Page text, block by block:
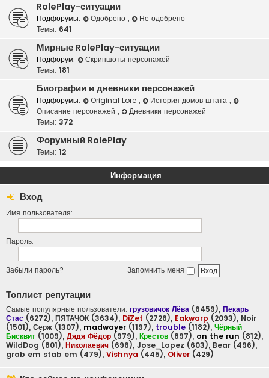
RolePlay-ситуации
Подфорумы: Одобрено ,
Не одобрено
Темы: 641
Мирные RolePlay-ситуации
Подфорум:
Скриншоты персонажей
Темы: 181
Биографии и дневники персонажей
Подфорумы: Original Lore , История домов штата ,
Описание персонажей ,
Дневники персонажей
Темы: 372
Форумный RolePlay
Темы: 12
Информация
Вход
Имя пользователя:
Пароль:
Забыли пароль? Запомнить меня
Топлист репутации
Самые популярные пользователи: грузовичок Лёва (6459), Пекарь
Стас (6272), ПЯТАЧОК (3634), DiZet (2726), Eakwarp (2093), Noir
(1501), Серж (1307), madwayer (1197), trouble (1182), Чёрный
Бисквит (1009), Дядя Фёдор (979), Крестов (897), on the run (812),
WildDog (801), Николаевич (696), Jose_Lopez (603), Bear (496),
grab em stab em (479), Vishnya (445), Oliver (429)